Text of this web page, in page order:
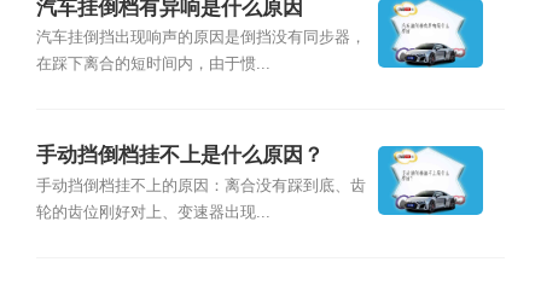
汽车挂倒档有异响是什么原因
汽车挂倒挡出现响声的原因是倒挡没有同步器，
在踩下离合的短时间内，由于惯...
手动挡倒档挂不上是什么原因？
手动挡倒档挂不上的原因：离合没有踩到底、齿
轮的齿位刚好对上、变速器出现...